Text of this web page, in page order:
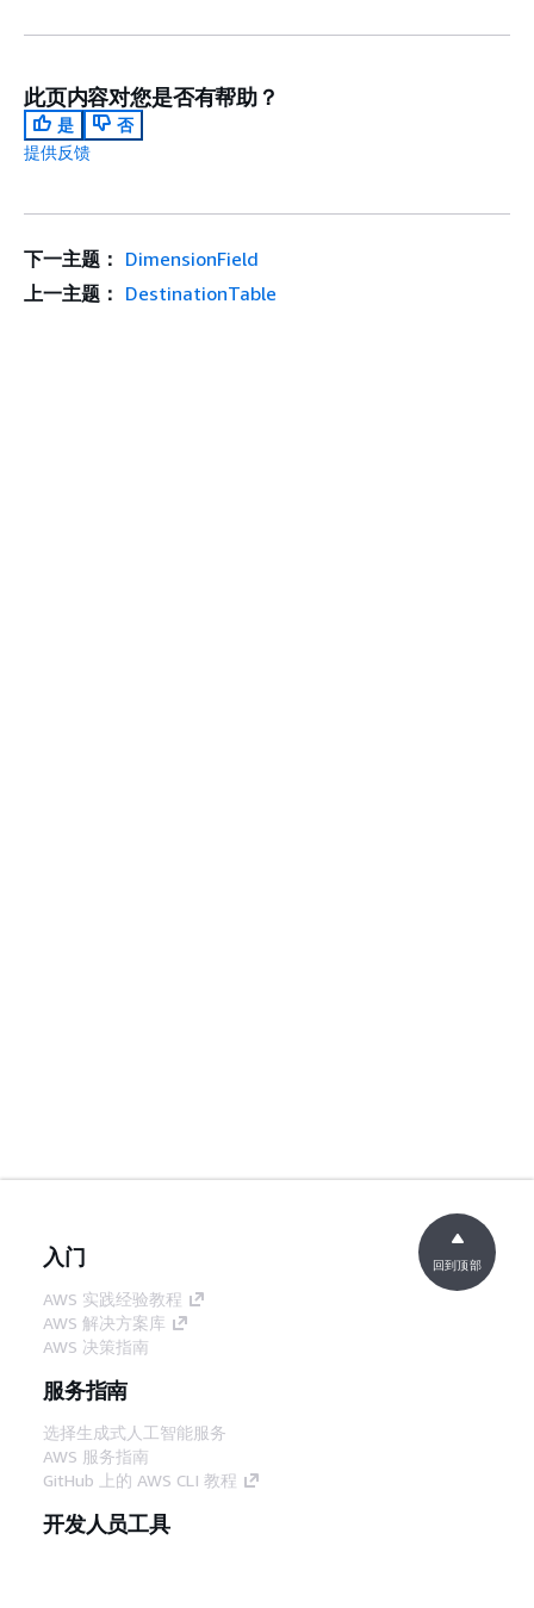
此页内容对您是否有帮助？
是
否
提供反馈
下一主题： DimensionField
上一主题： DestinationTable
入门
AWS 实践经验教程
AWS 解决方案库
AWS 决策指南
服务指南
选择生成式人工智能服务
AWS 服务指南
GitHub 上的 AWS CLI 教程
开发人员工具
回到顶部